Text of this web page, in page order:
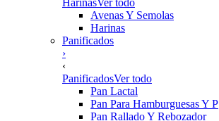
HarinasVer todo
Avenas Y Semolas
Harinas
Panificados
›
‹
PanificadosVer todo
Pan Lactal
Pan Para Hamburguesas Y P
Pan Rallado Y Rebozador